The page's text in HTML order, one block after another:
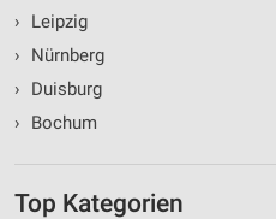
›
Leipzig
›
Nürnberg
›
Duisburg
›
Bochum
Top Kategorien